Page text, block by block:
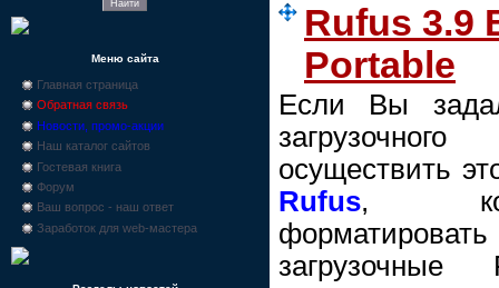
Меню сайта
Главная страница
Обратная связь
Новости, промо-акции
Наш каталог сайтов
Гостевая книга
Форум
Ваш вопрос - наш ответ
Заработок для web-мастера
Rufus 3.9
Portable
Если Вы
осуществить
Rufus,
загрузочные